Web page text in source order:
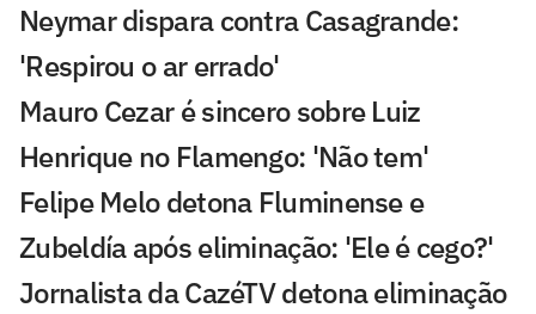
Neymar dispara contra Casagrande:
'Respirou o ar errado'
Mauro Cezar é sincero sobre Luiz
Henrique no Flamengo: 'Não tem'
Felipe Melo detona Fluminense e
Zubeldía após eliminação: 'Ele é cego?'
Jornalista da CazéTV detona eliminação